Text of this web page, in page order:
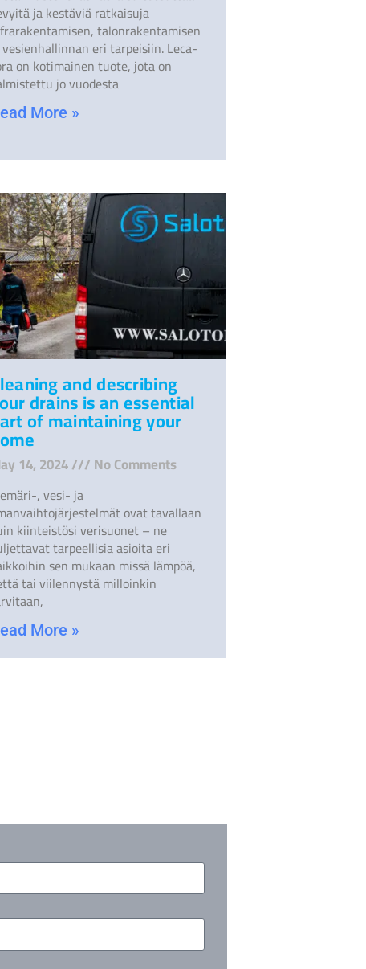
ja kestäviä ratkaisuja
talonrakentamisen
eri tarpeisiin. Leca-
on kotimainen tuote, jota on
jo vuodesta
More »
and describing
drains is an essential
of maintaining your
14, 2024 No Comments
, vesi- ja
ovat tavallaan
kiinteistösi verisuonet – ne
tarpeellisia asioita eri
sen mukaan missä lämpöä,
tai viilennystä milloinkin
More »